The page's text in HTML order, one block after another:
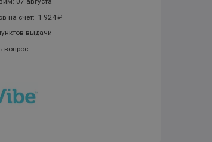
на счет:1 924 ₽
выдачи
вопрос